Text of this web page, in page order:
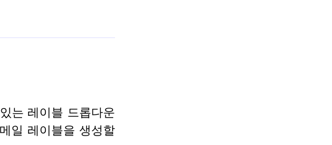
는 레이블 드롭다운
일 레이블을 생성할